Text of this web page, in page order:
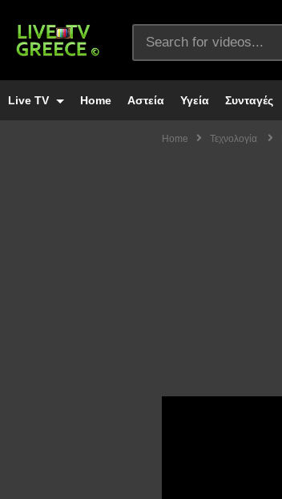
Live TV Home Αστεία Υγεία Συνταγές
Home Τεχνολογία